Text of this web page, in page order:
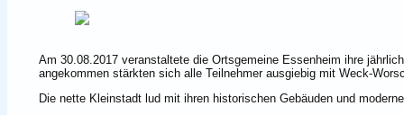
Am 30.08.2017 veranstaltete die Ortsgemeine Essenheim ihre
angekommen stärkten sich alle Teilnehmer ausgiebig mit Weck-
Die nette Kleinstadt lud mit ihren historischen Gebäuden und